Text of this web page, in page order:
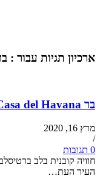
ארכיון תגיות עבור :
בר Casa del Havana
מרץ 16, 2020
/
0 תגובות
חוויה קובנית בלב
העיר העת…